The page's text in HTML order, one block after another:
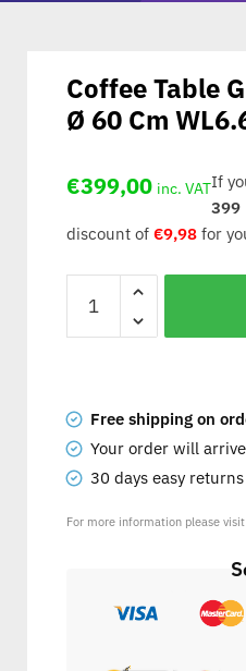
Coffee Table
Ø 60 Cm
€399,00 inc. VATIf
399
discount of €9,98for
Free shipping on
Your order will
30 days easy
For more information please